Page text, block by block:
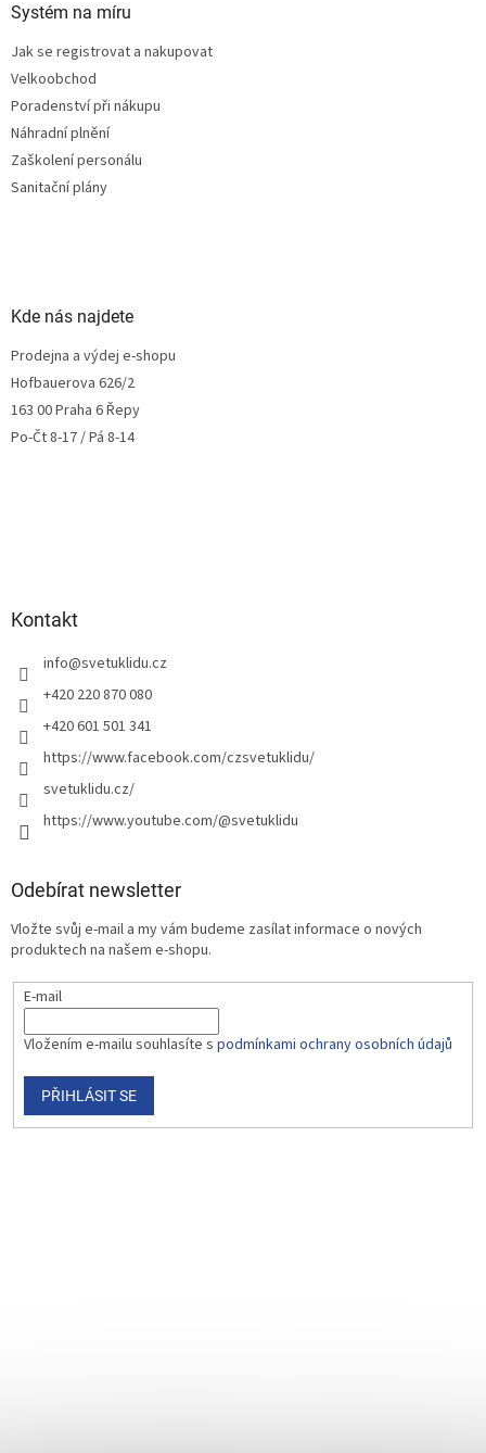
Systém na míru
Jak se registrovat a nakupovat
Velkoobchod
Poradenství při nákupu
Náhradní plnění
Zaškolení personálu
Sanitační plány
Kde nás najdete
Prodejna a výdej e-shopu
Hofbauerova 626/2
163 00 Praha 6 Řepy
Po-Čt 8-17 / Pá 8-14
Kontakt
info@svetuklidu.cz
+420 220 870 080
+420 601 501 341
https://www.facebook.com/czsvetuklidu/
svetuklidu.cz/
https://www.youtube.com/@svetuklidu
Odebírat newsletter
Vložte svůj e-mail a my vám budeme zasílat informace o nových
produktech na našem e-shopu.
E-mail
Vložením e-mailu souhlasíte s podmínkami ochrany osobních údajů
PŘIHLÁSIT SE